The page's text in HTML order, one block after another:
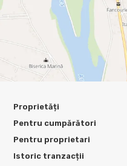
Proprietăți
Pentru cumpărători
Pentru proprietari
Istoric tranzacții